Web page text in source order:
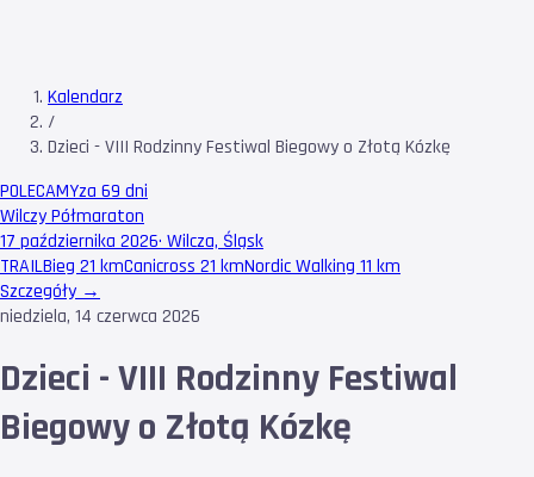
Kalendarz
/
Dzieci - VIII Rodzinny Festiwal Biegowy o Złotą Kózkę
POLECAMYza 69 dni
Wilczy Półmaraton
17 października 2026· Wilcza, Śląsk
TRAILBieg 21 kmCanicross 21 kmNordic Walking 11 km
Szczegóły →
niedziela, 14 czerwca 2026
Dzieci - VIII Rodzinny Festiwal
Biegowy o Złotą Kózkę